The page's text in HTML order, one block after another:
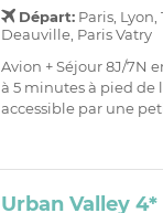
Départ:Paris, Lyon,
Deauville, Paris Vatry
Avion + Séjour 8J/7N
à 5 minutes à pied de
accessible par une
Urban Valley 4*